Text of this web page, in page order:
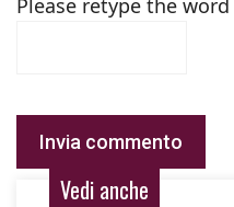
Please retype the word
Vedi anche